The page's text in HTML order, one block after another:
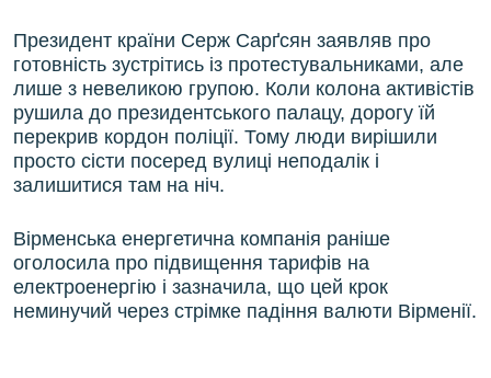
Президент країни Серж Сарґсян заявляв про
готовність зустрітись із протестувальниками, але
лише з невеликою групою. Коли колона активістів
рушила до президентського палацу, дорогу їй
перекрив кордон поліції. Тому люди вирішили
просто сісти посеред вулиці неподалік і
залишитися там на ніч.
Вірменська енергетична компанія раніше
оголосила про підвищення тарифів на
електроенергію і зазначила, що цей крок
неминучий через стрімке падіння валюти Вірменії.